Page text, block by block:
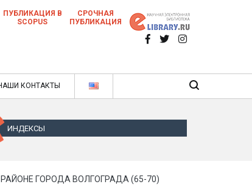
статей в ежемесячном научном
журнале
ПУБЛИКАЦИЯ В
SCOPUS
СРОЧНАЯ
ПУБЛИКАЦИЯ
КОНТАКТЫ
ИНДЕКСЫ
ГОРОДА ВОЛГОГРАДА (65-70)